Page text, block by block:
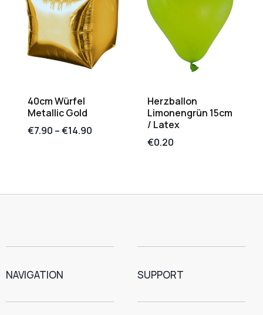
40cm Würfel
Metallic Gold
€7.90 –€14.90
Herzballon
Limonengrün 15cm
/ Latex
€0.20
NAVIGATION SUPPORT